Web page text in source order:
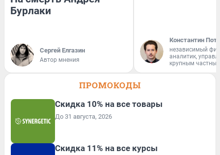
Бурлаки
Сергей Елгазин
Автор мнения
Константин
независимый
аналитик,
крупным
ПРОМОКОДЫ
Скидка 10% на все товары
До 31 августа, 2026
Скидка 11% на все курсы